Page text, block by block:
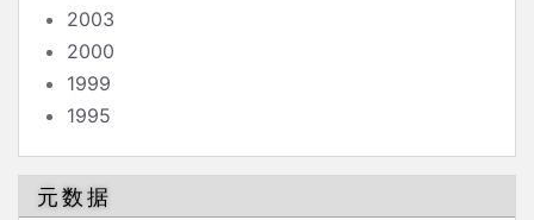
2003
2000
1999
1995
元数据